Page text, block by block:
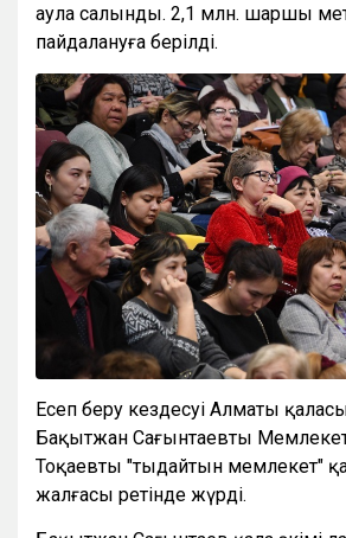
аула салынды. 2,1 млн. шаршы
пайдалануға берілді.
Есеп беру кездесуі Алматы
Бақытжан Сағынтаевтың
Тоқаевтың "тыңдайтын мемлекет"
жалғасы ретінде жүрді.